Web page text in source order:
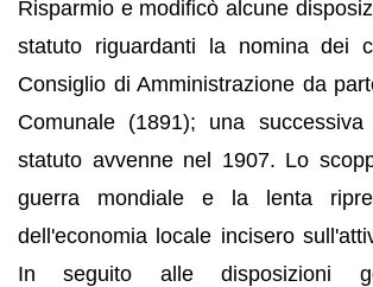
Risparmio e modificò alcune
statuto riguardanti la nomina dei
Consiglio di Amministrazione da
Comunale (1891); una
statuto avvenne nel 1907. Lo
guerra mondiale e la lenta
dell'economia locale incisero
In seguito alle disposizioni